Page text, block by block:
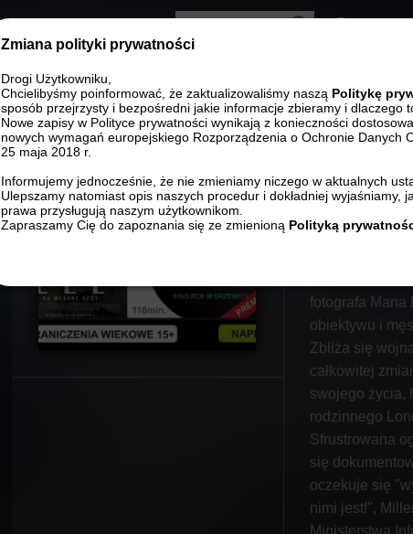
Zmiana polityki prywatności
Drogi Użytkowniku,
Chcielibyśmy poinformować, że zaktualizowaliśmy naszą Politykę
sposób przejrzysty i bezpośredni jakie informacje zbieramy i dlaczego
Nowe zapisy w Polityce prywatności wynikają z konieczności
nowych wymagań europejskiego Rozporządzenia o Ochronie Danych
25 maja 2018 r.
Informujemy jednocześnie, że nie zmieniamy niczego w aktualnych
Ulepszamy natomiast opis naszych procedur i dokładniej wyjaśniamy,
prawa przysługują naszym użytkownikom.
Zapraszamy Cię do zapoznania się ze zmienioną Polityką
Lee. Na
Ta historia
ze swoimi
powiernikami.
fotografa Mana
obiektywu i
Zbliża się
całkowitej
swojego życia,
rodzinnego
Sfrustrowana
się
oczekuje się
nimi jest!",